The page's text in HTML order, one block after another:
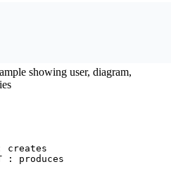
showing user, diagram,
creates
: produces